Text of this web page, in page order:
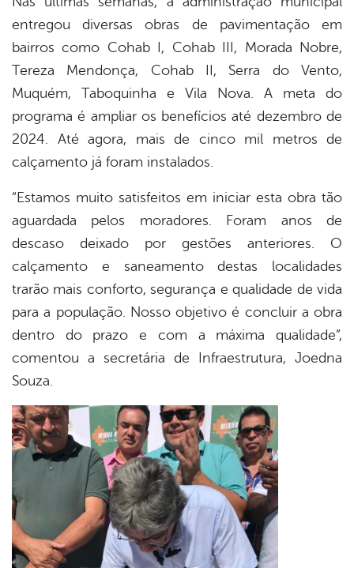
entregou diversas obras de pavimentação em
bairros como Cohab I, Cohab III, Morada Nobre,
Tereza Mendonça, Cohab II, Serra do Vento,
Muquém, Taboquinha e Vila Nova. A meta do
programa é ampliar os benefícios até dezembro de
2024. Até agora, mais de cinco mil metros de
calçamento já foram instalados.
“Estamos muito satisfeitos em iniciar esta obra tão
aguardada pelos moradores. Foram anos de
descaso deixado por gestões anteriores. O
calçamento e saneamento destas localidades
trarão mais conforto, segurança e qualidade de vida
para a população. Nosso objetivo é concluir a obra
dentro do prazo e com a máxima qualidade”,
comentou a secretária de Infraestrutura, Joedna
Souza.